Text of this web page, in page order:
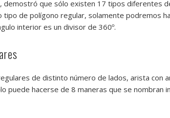
que sólo existen 17 tipos diferentes
tipo de polígono regular, solamente podremos
interior es un divisor de 360º.
de distinto número de lados, arista
puede hacerse de 8 maneras que se nombran